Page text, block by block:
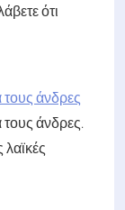
ότι
τους άνδρες
τους άνδρες.